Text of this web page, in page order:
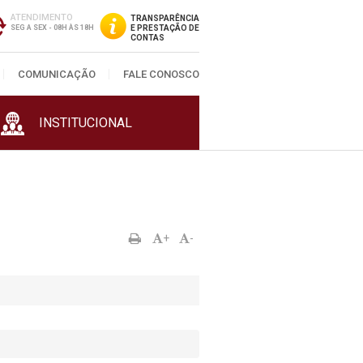
ATENDIMENTO
SEG A SEX - 08H ÀS 18H
TRANSPARÊNCIA
E PRESTAÇÃO DE
CONTAS
COMUNICAÇÃO FALE CONOSCO
INSTITUCIONAL
+ -